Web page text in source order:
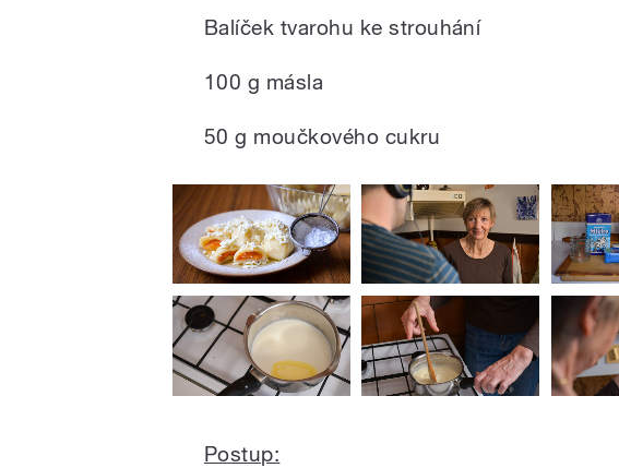
Balíček tvarohu ke strouhání
100 g másla
50 g moučkového cukru
Postup: